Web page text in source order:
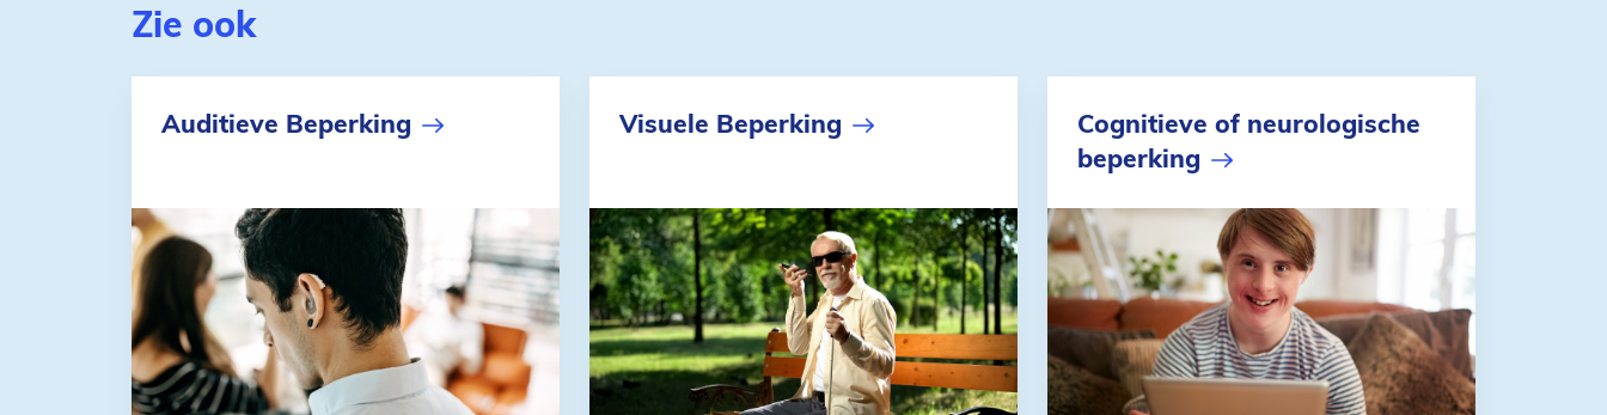
Zie ook
Auditieve Beperking Visuele Beperking
Cognitieve of neurologische
beperking